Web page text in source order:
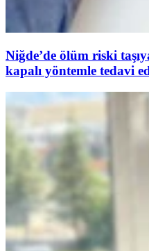
Niğde’de ölüm riski
kapalı yöntemle tedavi